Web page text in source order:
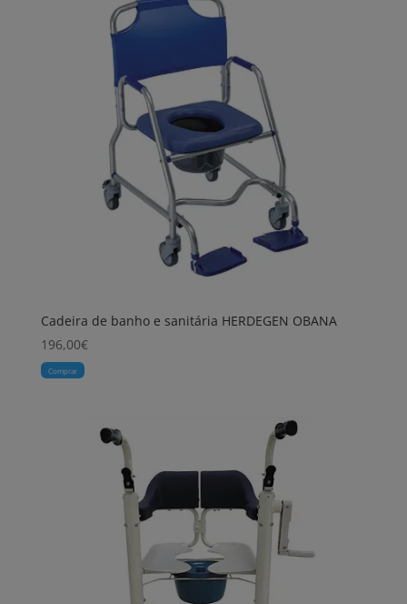
Cadeira de banho e sanitária HERDEGEN OBANA
196,00€
Comprar